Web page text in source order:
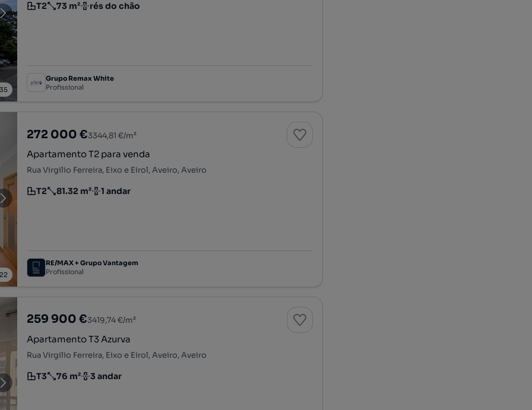
35
Tipologia
T2
Preço por metro quadrado
73 m²
Andar rés do chão
Grupo Remax White
Profissional
22
272 000 €3344,81 €/m²
Apartamento T2 para venda
Rua Virgilio Ferreira, Eixo e Eirol, Aveiro, Aveiro
Tipologia
T2
Preço por metro quadrado
81.32 m²
Andar 1 andar
RE/MAX + Grupo Vantagem
Profissional
259 900 €3419,74 €/m²
Apartamento T3 Azurva
Rua Virgilio Ferreira, Eixo e Eirol, Aveiro, Aveiro
Tipologia
T3
Preço por metro quadrado
76 m²
Andar 3 andar